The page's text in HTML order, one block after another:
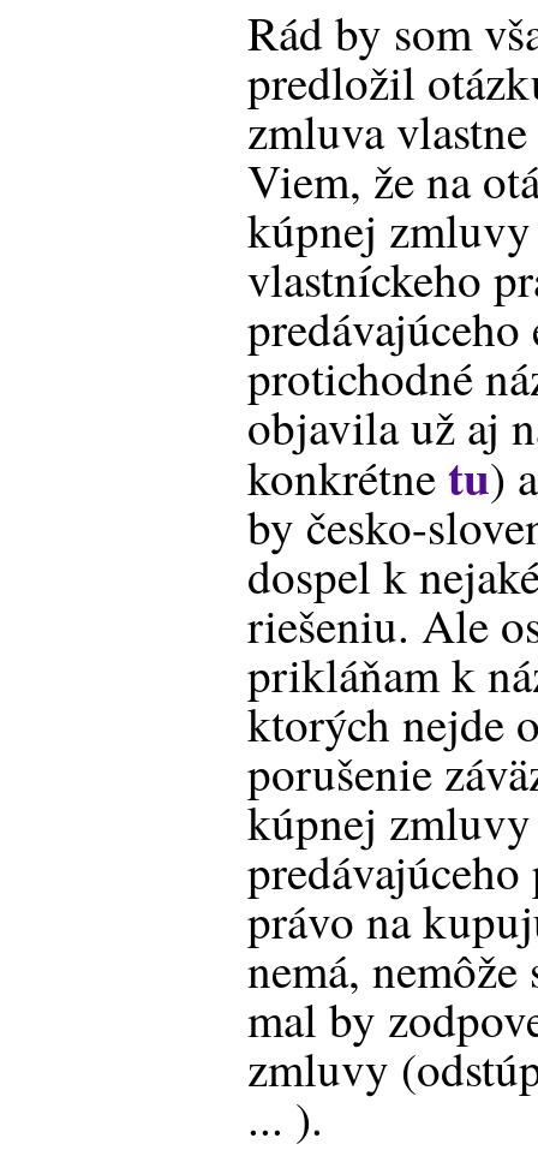
Rád by som
predložil
zmluva
Viem, že na
kúpnej
vlastníckeho
protichodné
objavila už aj
konkrétnetu)
by česko-
dospel k
riešeniu. Ale
prikláňam k
ktorých nejde
porušenie
kúpnej
právo na
nemá,
mal by
zmluvy
... ).